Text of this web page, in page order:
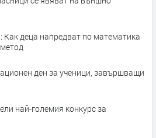
Как деца напредват по математика
ден за ученици, завършващи
най-големия конкурс за